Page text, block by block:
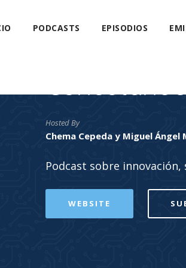
PODCASTS EPISODIOS
Hosted By
Chema Cepeda y Miguel Ángel
Podcast sobre
WEBSITE